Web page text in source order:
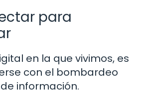
para
en la que vivimos, es
con el bombardeo
información.